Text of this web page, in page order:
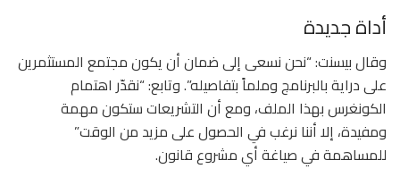
أداة جديدة
وقال بيسنت: “نحن نسعى إلى ضمان أن يكون مجتمع المستثمرين
على دراية بالبرنامج وملماً بتفاصيله”. وتابع: “نقدّر اهتمام
الكونغرس بهذا الملف، ومع أن التشريعات ستكون مهمة
ومفيدة، إلا أننا نرغب في الحصول على مزيد من الوقت”
للمساهمة في صياغة أي مشروع قانون.